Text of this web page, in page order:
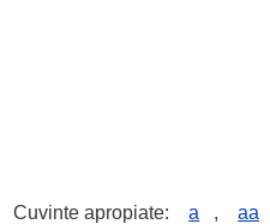
Cuvinte apropiate: a , aa